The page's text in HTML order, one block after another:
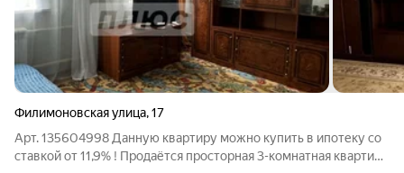
Филимоновская улица,17
Арт. 135604998 Данную квартиру можно купить в ипотеку со
ставкой от 11,9% ! Продаётся просторная 3-комнатная квартира